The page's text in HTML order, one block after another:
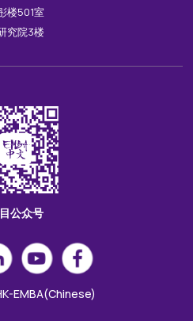
楼501室
究院3楼
公众号
EMBA(Chinese)